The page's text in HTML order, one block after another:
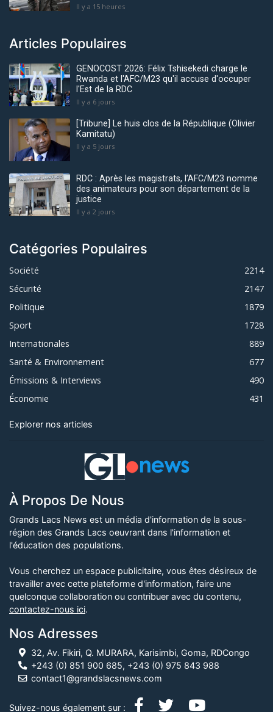
Il y a 15 heures
Articles Populaires
GENOCOST 2026: Félix Tshisekedi charge le
Rwanda et l'AFC/M23 qu'il accuse d'occuper
l'Est de la RDC
Il y a 6 jours
[Tribune] Le huis clos de la République (Olivier
Kamitatu)
Il y a 5 jours
RDC : Après les magistrats, l’AFC/M23 nomme
des animateurs pour son département de la
justice
Il y a 2 jours
Catégories Populaires
Société
2214
Sécurité
2147
Politique
1879
Sport
1728
Internationales
889
Santé & Environnement
677
Émissions & Interviews
490
Économie
431
Explorer nos articles
À Propos De Nous
Grands Lacs News est un média d'information de la sous-
région des Grands Lacs oeuvrant dans l'information et
l'éducation des populations.
Vous cherchez un espace publicitaire, vous êtes désireux de
travailler avec cette plateforme d'information, faire une
quelconque collaboration ou contribuer avec du contenu,
contactez-nous ici.
Nos Adresses
32, Av. Fikiri, Q. MURARA, Karisimbi, Goma, RDCongo
+243 (0) 851 900 685, +243 (0) 975 843 988
contact1@grandslacsnews.com
Suivez-nous également sur :